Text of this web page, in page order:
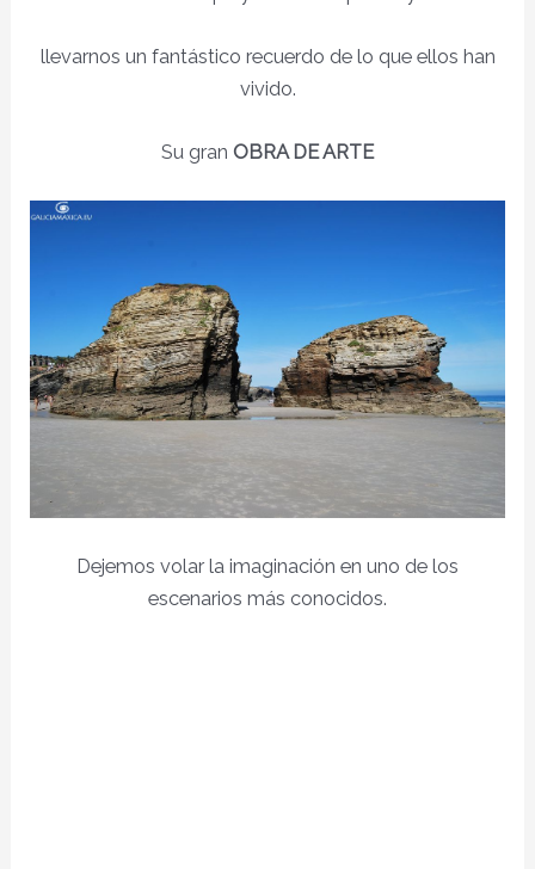
llevarnos un fantástico recuerdo de lo que ellos han
vivido.
Su gran OBRA DE ARTE
Dejemos volar la imaginación en uno de los
escenarios más conocidos.